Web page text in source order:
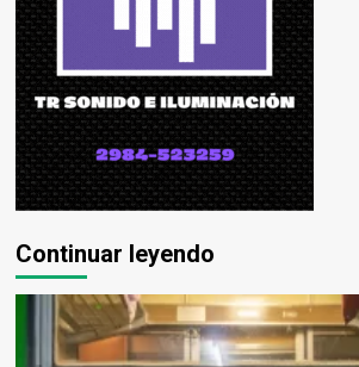
Continuar leyendo